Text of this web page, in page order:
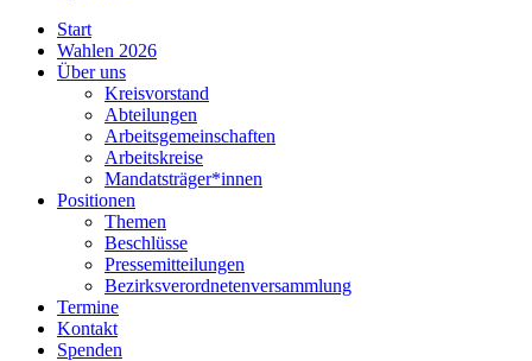
Start
Wahlen 2026
Über uns
Kreisvorstand
Abteilungen
Arbeitsgemeinschaften
Arbeitskreise
Mandatsträger*innen
Positionen
Themen
Beschlüsse
Pressemitteilungen
Bezirksverordnetenversammlung
Termine
Kontakt
Spenden